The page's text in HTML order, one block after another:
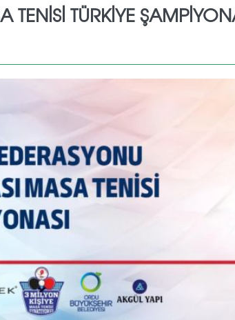
TENISI TÜRKIYE